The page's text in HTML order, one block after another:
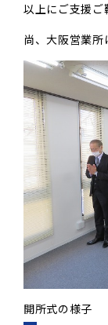
以上にご支援ご
尚、大阪営業所
開所式の様子